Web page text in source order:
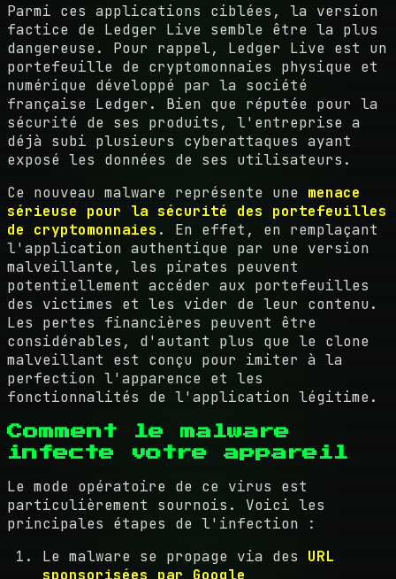
Parmi ces applications ciblées, la version
factice de Ledger Live semble être la plus
dangereuse. Pour rappel, Ledger Live est un
portefeuille de cryptomonnaies physique et
numérique développé par la société
française Ledger. Bien que réputée pour la
sécurité de ses produits, l'entreprise a
déjà subi plusieurs cyberattaques ayant
exposé les données de ses utilisateurs.
Ce nouveau malware représente une menace
sérieuse pour la sécurité des portefeuilles
de cryptomonnaies . En effet, en remplaçant
l'application authentique par une version
malveillante, les pirates peuvent
potentiellement accéder aux portefeuilles
des victimes et les vider de leur contenu.
Les pertes financières peuvent être
considérables, d'autant plus que le clone
malveillant est conçu pour imiter à la
perfection l'apparence et les
fonctionnalités de l'application légitime.
Comment le malware
infecte votre appareil
Le mode opératoire de ce virus est
particulièrement sournois. Voici les
principales étapes de l'infection :
Le malware se propage via des URL
sponsorisées par Google